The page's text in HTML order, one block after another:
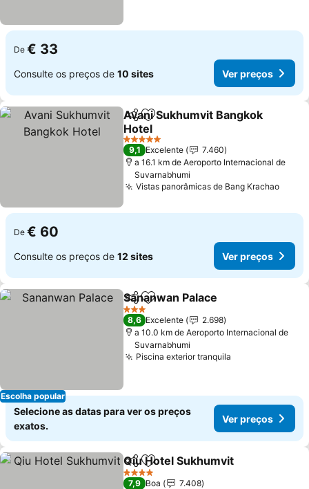
De € 33
Consulte os preços de 10 sites Ver preços
PartilharAdicionar aos favoritos
Avani Sukhumvit Bangkok
Hotel
5 Estrelas
9,1 Excelente
7.460
a 16.1 km de Aeroporto Internacional de
Suvarnabhumi
Vistas panorâmicas de Bang Krachao
De € 60
Consulte os preços de 12 sites Ver preços
Escolha popular
PartilharAdicionar aos favoritos
Sananwan Palace
3 Estrelas
8,6 Excelente
2.698
a 10.0 km de Aeroporto Internacional de
Suvarnabhumi
Piscina exterior tranquila
Selecione as datas para ver os preços
exatos.
Ver preços
PartilharAdicionar aos favoritos
Qiu Hotel Sukhumvit
4 Estrelas
7,9 Boa
7.408